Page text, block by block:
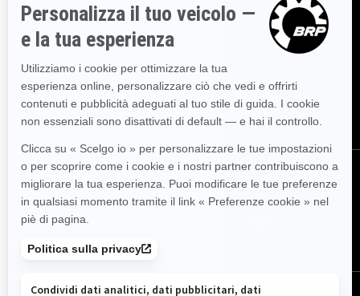
Iscriviti
Partecipa alla Newsletter.Sii il primo a ricevere informazioni
Iscriviti
Seguici